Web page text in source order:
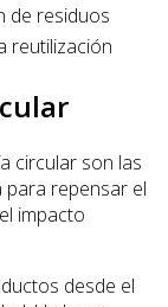
de residuos
reutilización
circular son las
para repensar el
impacto
desde el